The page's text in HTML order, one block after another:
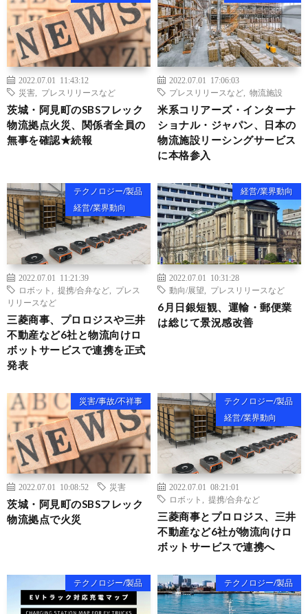
2022.07.01 11:43:12
災害
プレスリリースなど
茨城・阿見町のSBSフレック
物流拠点火災、関係者全員の
無事を確認★続報
2022.07.01 17:06:03
プレスリリースなど
物流施設
米系コリアーズ・インターナ
ショナル・ジャパン、日本の
物流施設リーシングサービス
に本格参入
テクノロジー/製品
経営/業界動向
2022.07.01 11:21:39
ロボット
提携/合弁など
プレス
リリースなど
三菱商事、プロロジスや三井
不動産など6社と物流向けロ
ボットサービスで連携を正式
発表
経営/業界動向
2022.07.01 10:31:28
動向/展望
プレスリリースなど
6月日銀短観、運輸・郵便業
は総じて景況感改善
災害/事故/不祥事
2022.07.01 10:08:52 災害
茨城・阿見町のSBSフレック
物流拠点で火災
テクノロジー/製品
経営/業界動向
2022.07.01 08:21:01
ロボット
提携/合弁など
三菱商事とプロロジス、三井
不動産など6社が物流向けロ
ボットサービスで連携へ
テクノロジー/製品 テクノロジー/製品